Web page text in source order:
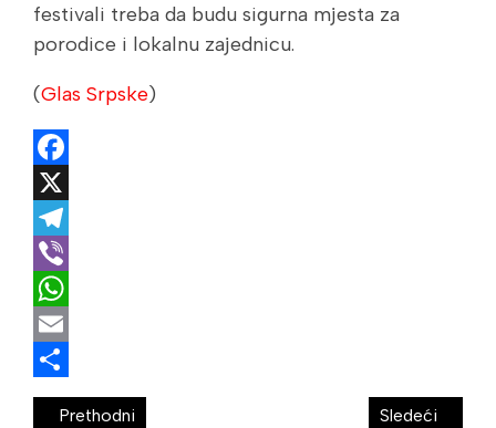
festivali treba da budu sigurna mjesta za
porodice i lokalnu zajednicu.
(Glas Srpske)
Facebook
X
Telegram
Viber
WhatsApp
Email
Share
Prethodni Sledeći